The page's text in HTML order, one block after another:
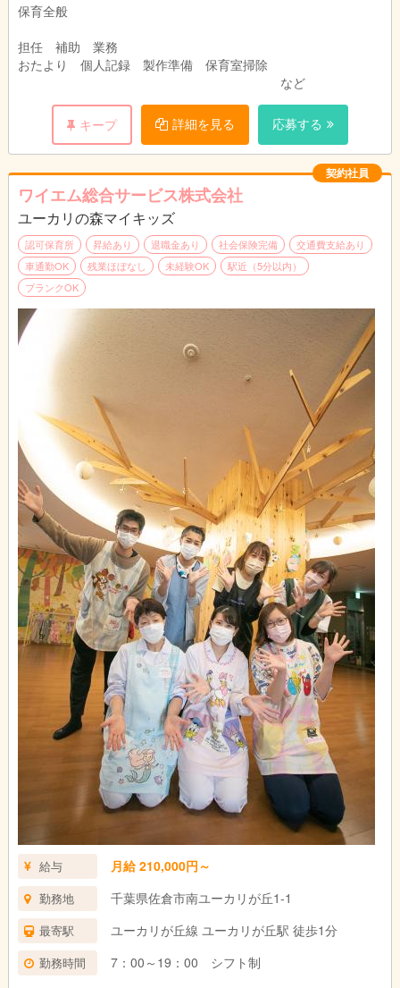
保育全般
担任 補助 業務
おたより 個人記録 製作準備 保育室掃除
など
キープ 詳細を見る 応募する
契約社員
ワイエム総合サービス株式会社
ユーカリの森マイキッズ
認可保育所 昇給あり 退職金あり 社会保険完備
交通費支給あり
車通勤OK
残業ほぼなし 未経験OK
駅近（5分以内）
ブランクOK
給与 月給 210,000円～
勤務地 千葉県佐倉市南ユーカリが丘1-1
最寄駅 ユーカリが丘線 ユーカリが丘駅 徒歩1分
勤務時間
7：00～19：00 シフト制